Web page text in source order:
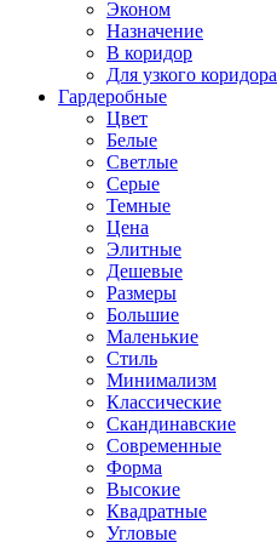
Эконом
Назначение
В коридор
Для узкого коридора
Гардеробные
Цвет
Белые
Светлые
Серые
Темные
Цена
Элитные
Дешевые
Размеры
Большие
Маленькие
Стиль
Минимализм
Классические
Скандинавские
Современные
Форма
Высокие
Квадратные
Угловые